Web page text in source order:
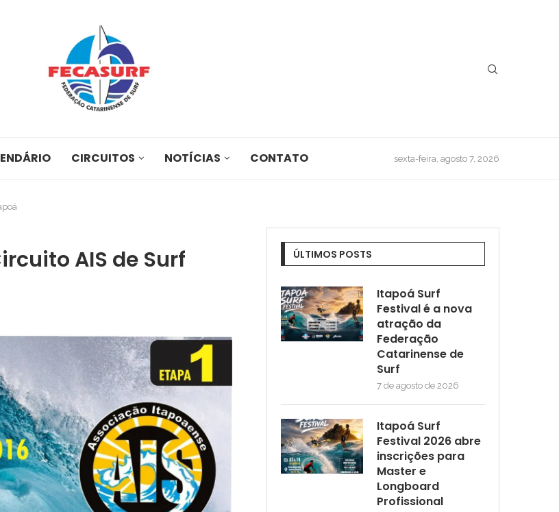
CIRCUITOS NOTÍCIAS CONTATO sexta-feira, agosto 7, 2026
AIS de Surf
ÚLTIMOS POSTS
Itapoá Surf
Festival é a nova
atração da
Federação
Catarinense de
Surf
7 de agosto de 2026
Itapoá Surf
Festival 2026 abre
inscrições para
Master e
Longboard
Profissional